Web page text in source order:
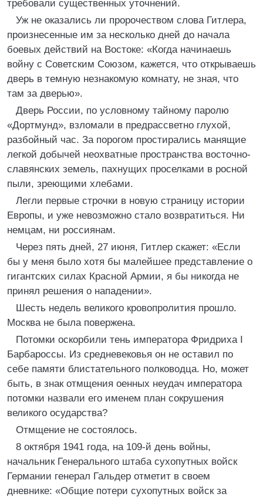
требовали существенных уточнений.
Уж не оказались ли пророчеством слова Гитлера,
произнесенные им за несколько дней до начала
боевых действий на Востоке: «Когда начинаешь
войну с Советским Союзом, кажется, что открываешь
дверь в темную незнакомую комнату, не зная, что
там за дверью».
Дверь России, по условному тайному паролю
«Дортмунд», взломали в предрассветно глухой,
разбойный час. За порогом простирались манящие
легкой добычей неохватные пространства восточно-
славянских земель, пахнущих проселками в росной
пыли, зреющими хлебами.
Легли первые строчки в новую страницу истории
Европы, и уже невозможно стало возвратиться. Ни
немцам, ни россиянам.
Через пять дней, 27 июня, Гитлер скажет: «Если
бы у меня было хотя бы малейшее представление о
гигантских силах Красной Армии, я бы никогда не
принял решения о нападении».
Шесть недель великого кровопролития прошло.
Москва не была повержена.
Потомки оскорбили тень императора Фридриха I
Барбароссы. Из средневековья он не оставил по
себе памяти блистательного полководца. Но, может
быть, в знак отмщения оенных неудач императора
потомки назвали его именем план сокрушения
великого осударства?
Отмщение не состоялось.
8 октября 1941 года, на 109-й день войны,
начальник Генерального штаба сухопутных войск
Германии генерал Гальдер отметит в своем
дневнике: «Общие потери сухопутных войск за